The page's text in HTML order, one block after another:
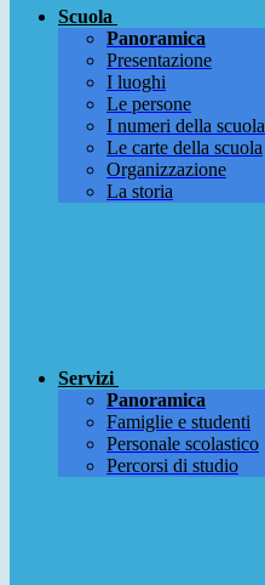
Scuola
Panoramica
Presentazione
I luoghi
Le persone
I numeri della scuola
Le carte della scuola
Organizzazione
La storia
Servizi
Panoramica
Famiglie e studenti
Personale scolastico
Percorsi di studio